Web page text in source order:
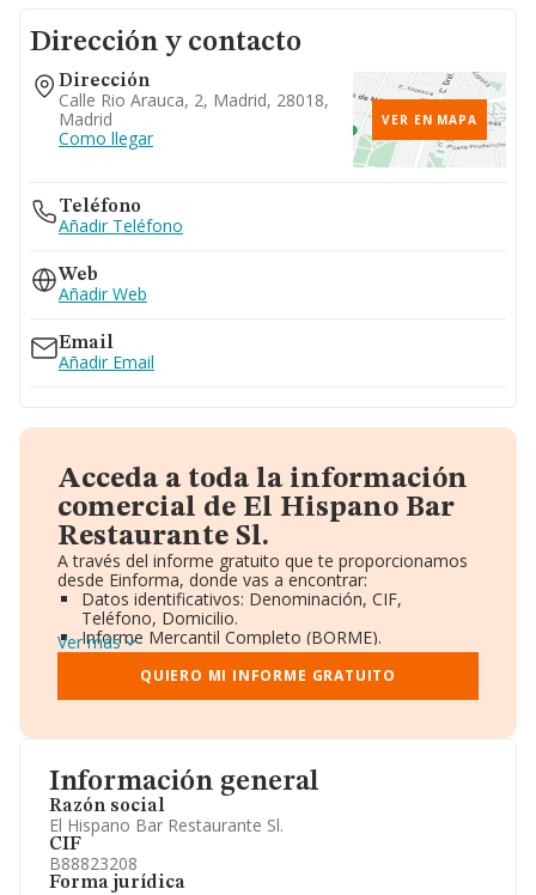
Información general
Razón social
El Hispano Bar Restaurante Sl.
CIF
B88823208
Forma jurídica
Dirección y contacto
Dirección
Calle Rio Arauca, 2, Madrid, 28018,
Madrid
Como llegar
VER EN MAPA
Teléfono
Añadir Teléfono
Web
Añadir Web
Email
Añadir Email
Acceda a toda la información
comercial de El Hispano Bar
Restaurante Sl.
A través del informe gratuito que te proporcionamos
desde Einforma, donde vas a encontrar:
Datos identificativos: Denominación, CIF,
Teléfono, Domicilio.
Informe Mercantil Completo (BORME).
Gráficos de Evolución Ventas y Empleados.
Consejo de Administración y Administradores.
Directivos y Ejecutivos.
Información oficial y registral complementaria.
Ver más
QUIERO MI INFORME GRATUITO